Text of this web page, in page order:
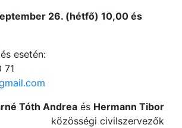
26. (hétfő) 10,00 és
esetén:
71
Tóth Andrea és Hermann Tibor
közösségi civilszervezők